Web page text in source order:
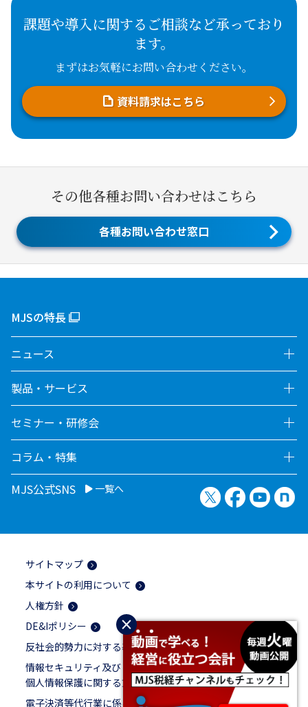
×
課題や導入に関するご相談など承っており
ます。
まずはお気軽にお問い合わせください。
資料請求はこちら
その他各種お問い合わせはこちら
各種お問い合わせ窓口
MJSの特長
ニュース
製品・サービス
セミナー・研修会
コラム・特集
MJS公式SNS
一覧へ X（旧Twitter）
Facebook
サイトマップ
本サイトの利用について
人権方針
DE&Iポリシー
反社会的勢力に対する基本方針
情報セキュリティ及び
個人情報保護に関する方針
電子決済等代行業に係る表示